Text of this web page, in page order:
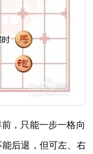
，只能一步一格向
后退，但可左、右